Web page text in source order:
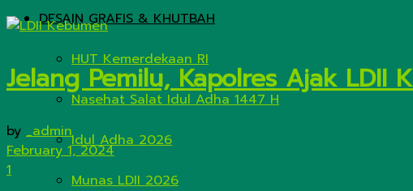
DESAIN GRAFIS & KHUTBAH
HUT Kemerdekaan RI
Nasehat Salat Idul Adha 1447 H
Idul Adha 2026
Munas LDII 2026
Jelang Pemilu, Kapolres Ajak LDII
by _admin
February 1, 2024
1